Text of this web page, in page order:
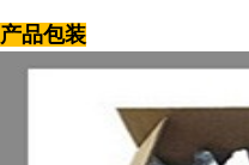
产品包装